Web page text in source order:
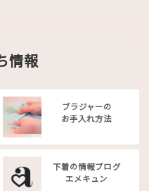
情報
ブラジャーの
お手入れ方法
下着の情報ブログ
エメキュン